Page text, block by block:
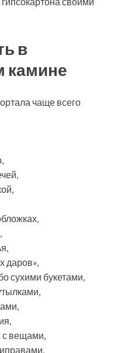
в
камине
чаще всего
даров»,
сухими букетами,
с вещами,